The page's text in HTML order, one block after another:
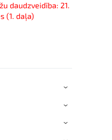
daudzveidība: 21.
(1. daļa)
›
›
›